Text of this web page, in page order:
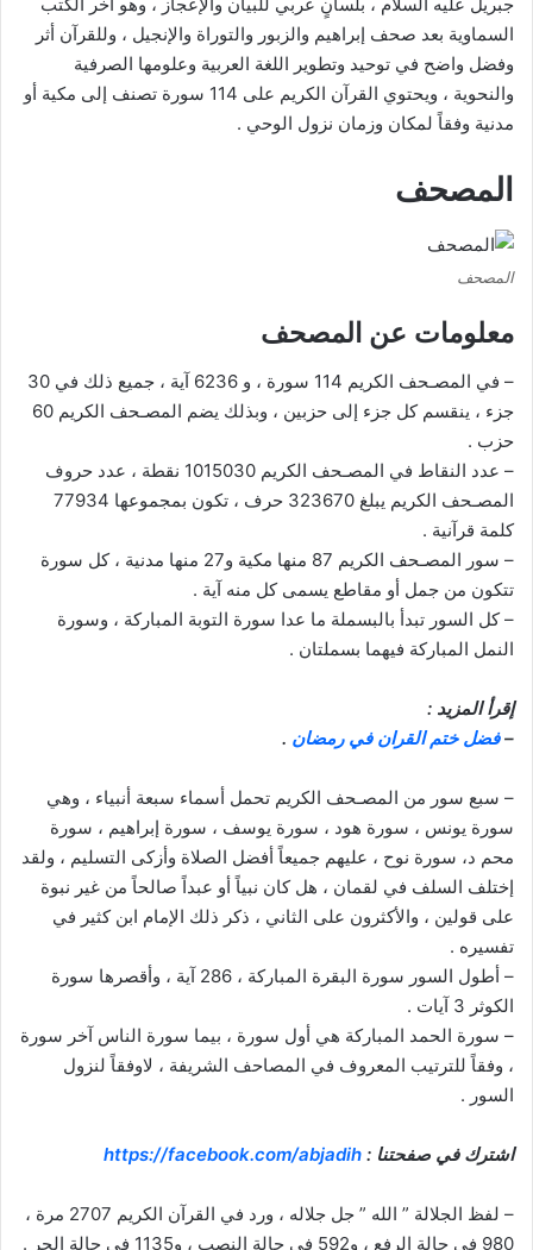
السماوية بعد صحف إبراهيم والزبور والتوراة والإنجيل ، وللقرآن أثر
وفضل واضح في توحيد وتطوير اللغة العربية وعلومها الصرفية
والنحوية ، ويحتوي القرآن الكريم على 114 سورة تصنف إلى مكية أو
مدنية وفقاً لمكان وزمان نزول الوحي .
المصحف
المصحف
معلومات عن المصحف
– في المصـحف الكريم 114 سورة ، و 6236 آية ، جميع ذلك في 30
جزء ، ينقسم كل جزء إلى حزبين ، وبذلك يضم المصـحف الكريم 60
حزب .
– عدد النقاط في المصـحف الكريم 1015030 نقطة ، عدد حروف
المصـحف الكريم يبلغ 323670 حرف ، تكون بمجموعها 77934
كلمة قرآنية .
– سور المصـحف الكريم 87 منها مكية و27 منها مدنية ، كل سورة
تتكون من جمل أو مقاطع يسمى كل منه آية .
– كل السور تبدأ بالبسملة ما عدا سورة التوبة المباركة ، وسورة
النمل المباركة فيهما بسملتان .
إقرأ المزيد :
–فضل ختم القران في رمضان .
– سبع سور من المصـحف الكريم تحمل أسماء سبعة أنبياء ، وهي
سورة يونس ، سورة هود ، سورة يوسف ، سورة إبراهيم ، سورة
محم د، سورة نوح ، عليهم جميعاً أفضل الصلاة وأزكى التسليم ، ولقد
إختلف السلف في لقمان ، هل كان نبياً أو عبداً صالحاً من غير نبوة
على قولين ، والأكثرون على الثاني ، ذكر ذلك الإمام ابن كثير في
تفسيره .
– أطول السور سورة البقرة المباركة ، 286 آية ، وأقصرها سورة
الكوثر 3 آيات .
– سورة الحمد المباركة هي أول سورة ، بيما سورة الناس آخر سورة
، وفقاً للترتيب المعروف في المصاحف الشريفة ، لاوفقاً لنزول
السور .
اشترك في صفحتنا : https://facebook.com/abjadih
– لفظ الجلالة ” الله ” جل جلاله ، ورد في القرآن الكريم 2707 مرة ،
980 في حالة الرفع ، و592 في حالة النصب ، و1135 في حالة الجر .